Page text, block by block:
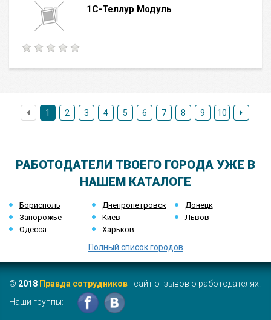
1С-Теллур Модуль
1 2 3 4 5 6 7 8 9 10
РАБОТОДАТЕЛИ ТВОЕГО ГОРОДА УЖЕ В
НАШЕМ КАТАЛОГЕ
Борисполь Днепропетровск
Донецк
Запорожье
Киев
Львов
Одесса
Харьков
Полный список городов
© 2018 Правда сотрудников- сайт отзывов о работодателях.
Наши группы: